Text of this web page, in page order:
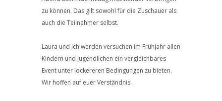
zu können. Das gilt sowohl für die Zuschauer als
auch die Teilnehmer selbst.
Laura und ich werden versuchen im Frühjahr allen
Kindern und Jugendlichen ein vergleichbares
Event unter lockereren Bedingungen zu bieten.
Wir hoffen auf euer Verständnis.